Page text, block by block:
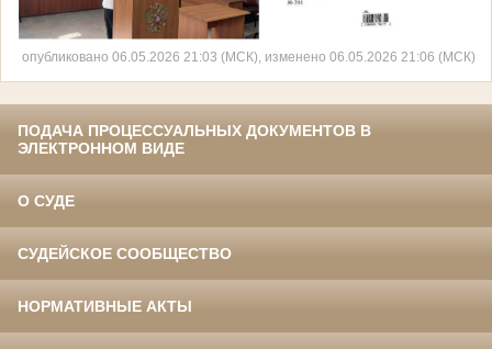
опубликовано 06.05.2026 21:03 (МСК), изменено 06.05.2026 21:06 (МСК)
ПОДАЧА ПРОЦЕССУАЛЬНЫХ ДОКУМЕНТОВ В
ЭЛЕКТРОННОМ ВИДЕ
О СУДЕ
СУДЕЙСКОЕ СООБЩЕСТВО
НОРМАТИВНЫЕ АКТЫ